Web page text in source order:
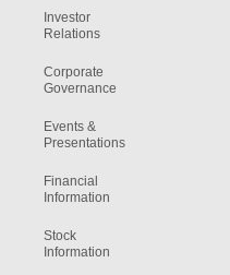
Investor
Relations
Corporate
Governance
Events &
Presentations
Financial
Information
Stock
Information